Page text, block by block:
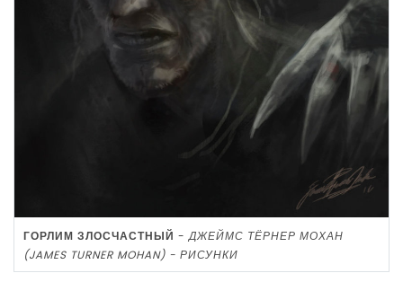
ГОРЛИМ ЗЛОСЧАСТНЫЙ -ДЖЕЙМС ТЁРНЕР МОХАН
(JAMES TURNER MOHAN) - РИСУНКИ